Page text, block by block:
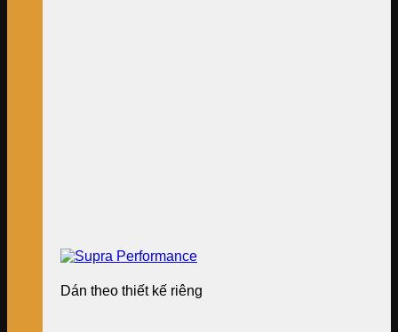
Dán theo thiết kế riêng